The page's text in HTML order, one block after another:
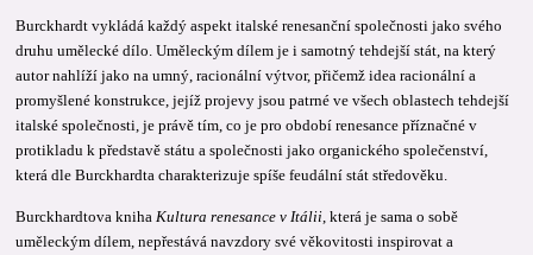
Burckhardt vykládá každý aspekt italské renesanční společnosti jako svého
druhu umělecké dílo. Uměleckým dílem je i samotný tehdejší stát, na který
autor nahlíží jako na umný, racionální výtvor, přičemž idea racionální a
promyšlené konstrukce, jejíž projevy jsou patrné ve všech oblastech tehdejší
italské společnosti, je právě tím, co je pro období renesance příznačné v
protikladu k představě státu a společnosti jako organického společenství,
která dle Burckhardta charakterizuje spíše feudální stát středověku.
Burckhardtova kniha Kultura renesance v Itálii , která je sama o sobě
uměleckým dílem, nepřestává navzdory své věkovitosti inspirovat a